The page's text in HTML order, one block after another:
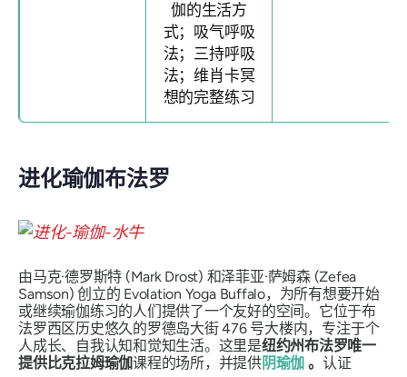
伽的生活方
式；吸气呼吸
法；三持呼吸
法；维肖卡冥
想的完整练习
进化瑜伽布法罗
由马克·德罗斯特 (Mark Drost) 和泽菲亚·萨姆森 (Zefea
Samson) 创立的 Evolation Yoga Buffalo，为所有想要开始
或继续瑜伽练习的人们提供了一个友好的空间。它位于布
法罗西区历史悠久的罗德岛大街 476 号大楼内，专注于个
人成长、自我认知和觉知生活。这里是纽约州布法罗唯一
提供比克拉姆瑜伽课程的场所，并提供阴瑜伽 。 认证